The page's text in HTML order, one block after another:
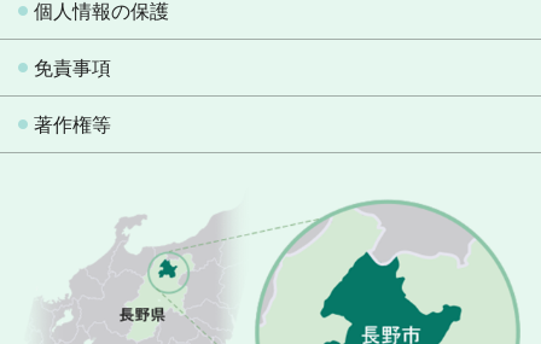
個人情報の保護
免責事項
著作権等